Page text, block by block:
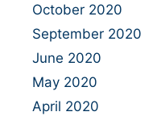
October 2020
September 2020
June 2020
May 2020
April 2020